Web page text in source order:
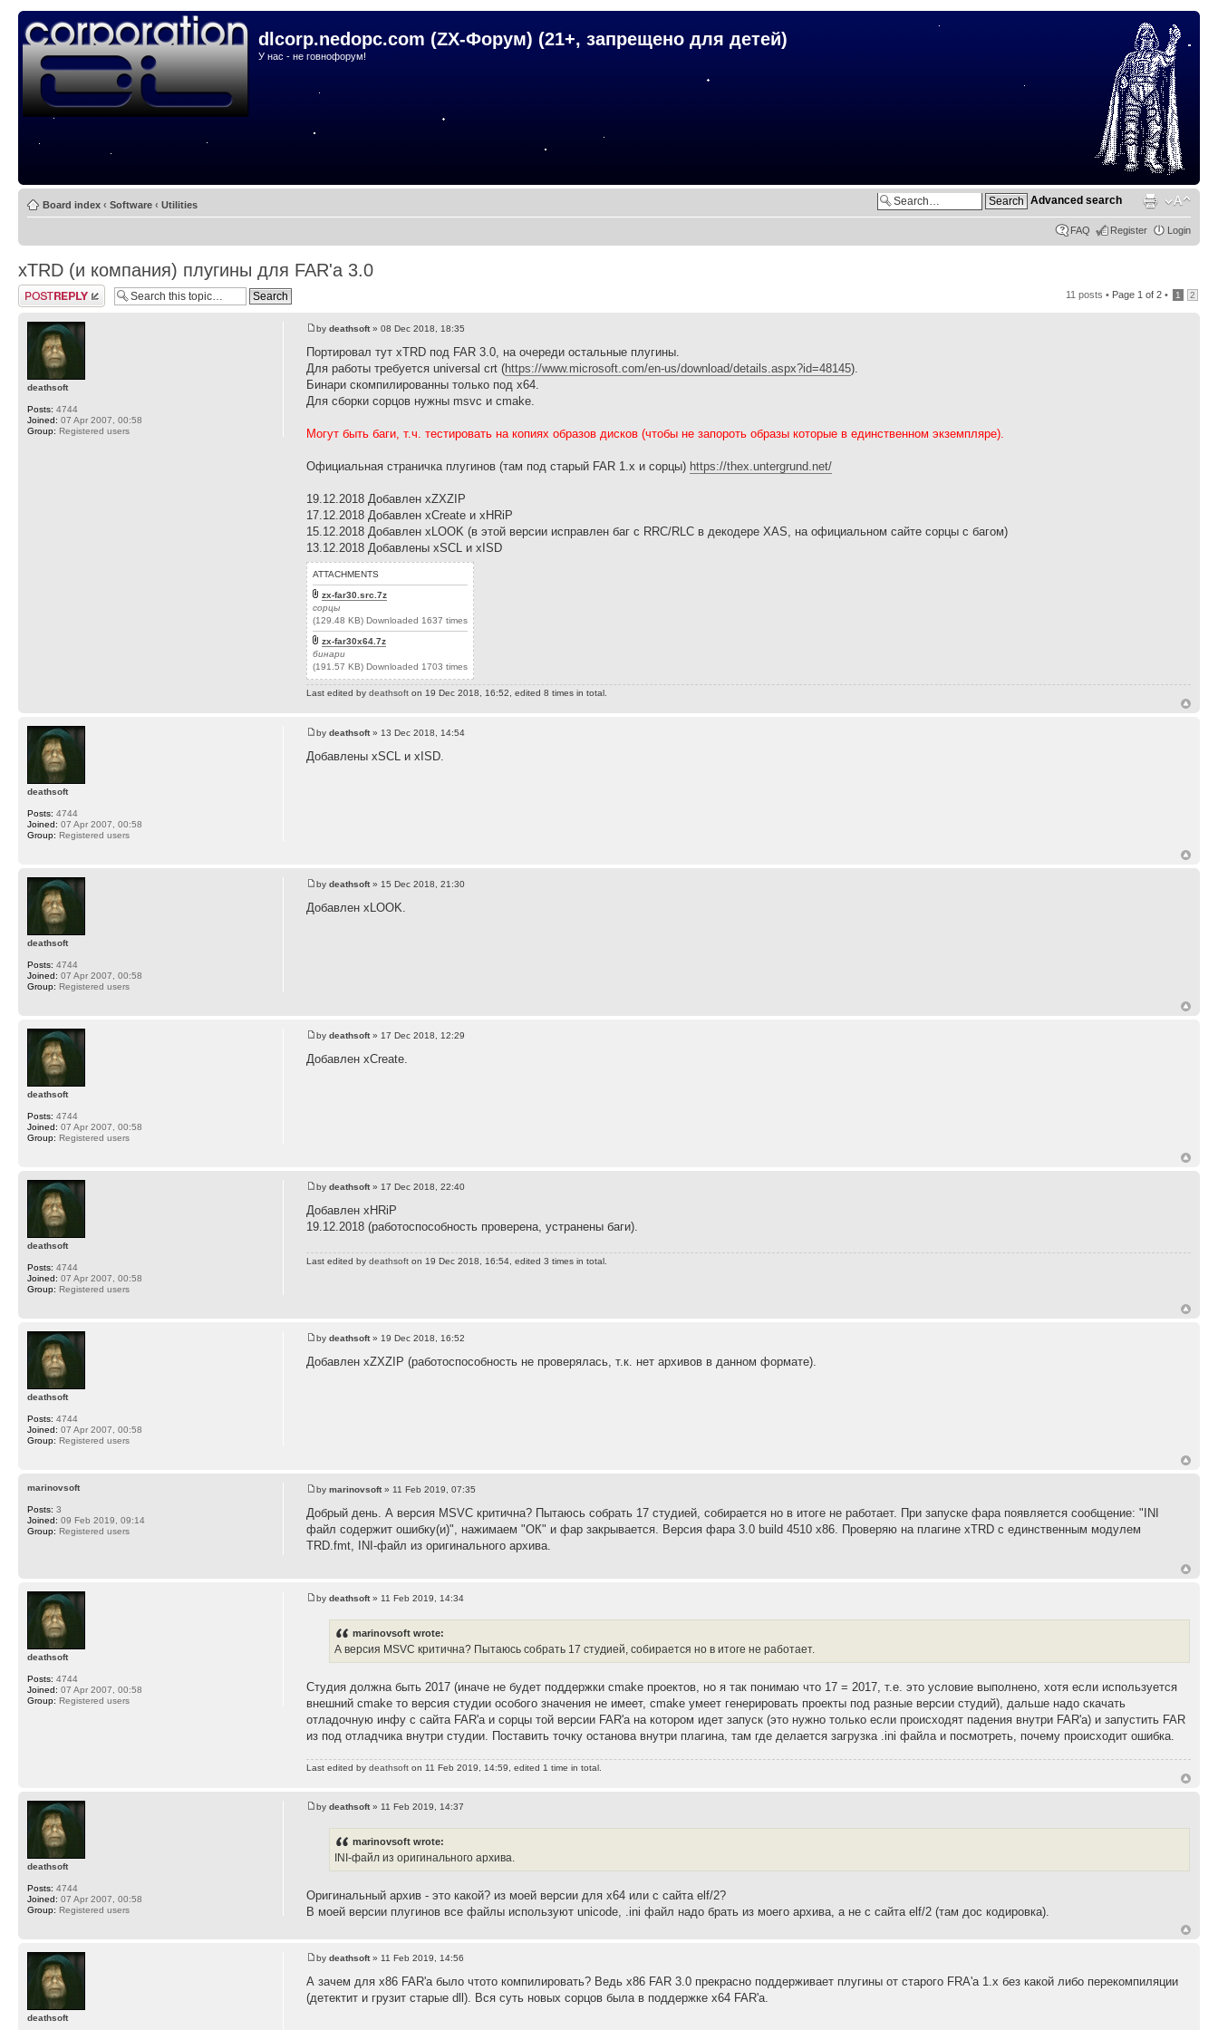
dlcorp.nedopc.com (ZX-Форум) (21+, запрещено для детей)
У нас - не говнофорум!
Board index ‹ Software ‹ Utilities Advanced search
FAQ Register Login
xTRD (и компания) плугины для FAR'а 3.0
Post a reply 11 posts • Page 1 of 2 • 1 2
bydeathsoft» 08 Dec 2018, 18:35
Портировал тут xTRD под FAR 3.0, на очереди остальные плугины.
Для работы требуется universal crt (https://www.microsoft.com/en-us/download/details.aspx?id=48145).
Бинари скомпилированны только под x64.
Для сборки сорцов нужны msvc и cmake.
Могут быть баги, т.ч. тестировать на копиях образов дисков (чтобы не запороть образы которые в единственном экземпляре).
Официальная страничка плугинов (там под старый FAR 1.x и сорцы) https://thex.untergrund.net/
19.12.2018 Добавлен xZXZIP
17.12.2018 Добавлен xCreate и xHRiP
15.12.2018 Добавлен xLOOK (в этой версии исправлен баг с RRC/RLC в декодере XAS, на официальном сайте сорцы с багом)
13.12.2018 Добавлены xSCL и xISD
ATTACHMENTS
zx-far30.src.7z
сорцы
(129.48 KB) Downloaded 1637 times
zx-far30x64.7z
бинари
(191.57 KB) Downloaded 1703 times
Last edited bydeathsoft on 19 Dec 2018, 16:52, edited 8 times in total.
deathsoft
Posts: 4744
Joined: 07 Apr 2007, 00:58
Group: Registered users
bydeathsoft» 13 Dec 2018, 14:54
Добавлены xSCL и xISD.
deathsoft
Posts: 4744
Joined: 07 Apr 2007, 00:58
Group: Registered users
bydeathsoft» 15 Dec 2018, 21:30
Добавлен xLOOK.
deathsoft
Posts: 4744
Joined: 07 Apr 2007, 00:58
Group: Registered users
bydeathsoft» 17 Dec 2018, 12:29
Добавлен xCreate.
deathsoft
Posts: 4744
Joined: 07 Apr 2007, 00:58
Group: Registered users
bydeathsoft» 17 Dec 2018, 22:40
Добавлен xHRiP
19.12.2018 (работоспособность проверена, устранены баги).
Last edited bydeathsoft on 19 Dec 2018, 16:54, edited 3 times in total.
deathsoft
Posts: 4744
Joined: 07 Apr 2007, 00:58
Group: Registered users
bydeathsoft» 19 Dec 2018, 16:52
Добавлен xZXZIP (работоспособность не проверялась, т.к. нет архивов в данном формате).
deathsoft
Posts: 4744
Joined: 07 Apr 2007, 00:58
Group: Registered users
bymarinovsoft» 11 Feb 2019, 07:35
Добрый день. А версия MSVC критична? Пытаюсь собрать 17 студией, собирается но в итоге не работает. При запуске фара появляется сообщение: "INI
файл содержит ошибку(и)", нажимаем "ОК" и фар закрывается. Версия фара 3.0 build 4510 x86. Проверяю на плагине xTRD с единственным модулем
TRD.fmt, INI-файл из оригинального архива.
marinovsoft
Posts: 3
Joined: 09 Feb 2019, 09:14
Group: Registered users
bydeathsoft» 11 Feb 2019, 14:34
marinovsoft wrote:
А версия MSVC критична? Пытаюсь собрать 17 студией, собирается но в итоге не работает.
Студия должна быть 2017 (иначе не будет поддержки cmake проектов, но я так понимаю что 17 = 2017, т.е. это условие выполнено, хотя если используется
внешний cmake то версия студии особого значения не имеет, cmake умеет генерировать проекты под разные версии студий), дальше надо скачать
отладочную инфу с сайта FAR'а и сорцы той версии FAR'а на котором идет запуск (это нужно только если происходят падения внутри FAR'а) и запустить FAR
из под отладчика внутри студии. Поставить точку останова внутри плагина, там где делается загрузка .ini файла и посмотреть, почему происходит ошибка.
Last edited bydeathsoft on 11 Feb 2019, 14:59, edited 1 time in total.
deathsoft
Posts: 4744
Joined: 07 Apr 2007, 00:58
Group: Registered users
bydeathsoft» 11 Feb 2019, 14:37
marinovsoft wrote:
INI-файл из оригинального архива.
Оригинальный архив - это какой? из моей версии для x64 или с сайта elf/2?
В моей версии плугинов все файлы используют unicode, .ini файл надо брать из моего архива, а не с сайта elf/2 (там дос кодировка).
deathsoft
Posts: 4744
Joined: 07 Apr 2007, 00:58
Group: Registered users
bydeathsoft» 11 Feb 2019, 14:56
А зачем для x86 FAR'а было чтото компилировать? Ведь x86 FAR 3.0 прекрасно поддерживает плугины от старого FRA'а 1.x без какой либо перекомпиляции
(детектит и грузит старые dll). Вся суть новых сорцов была в поддержке x64 FAR'а.
deathsoft